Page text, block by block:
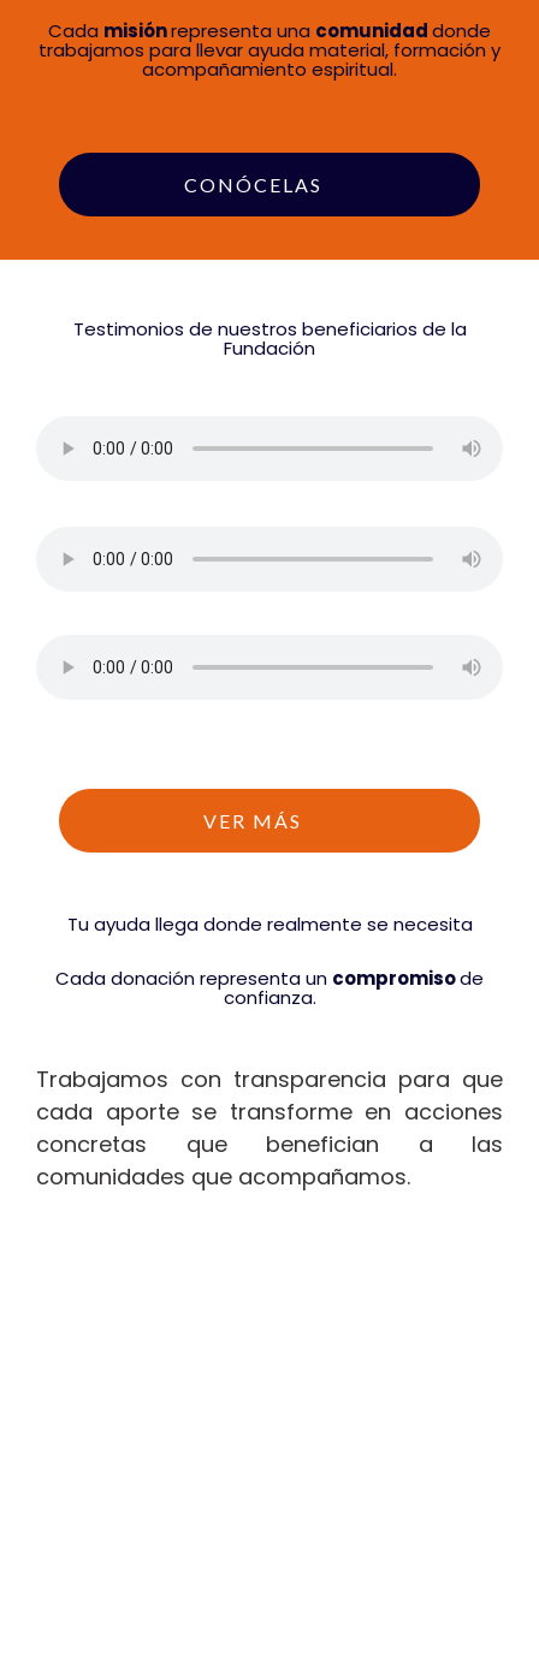
Cada misiónrepresenta una comunidaddonde
trabajamos para llevar ayuda material, formación y
acompañamiento espiritual.
CONÓCELAS
Testimonios de nuestros beneficiarios de la
Fundación
VER MÁS
Tu ayuda llega donde realmente se necesita
Cada donación representa un compromisode
confianza.
Trabajamos con transparencia para que
cada aporte se transforme en acciones
concretas que benefician a las
comunidades que acompañamos.